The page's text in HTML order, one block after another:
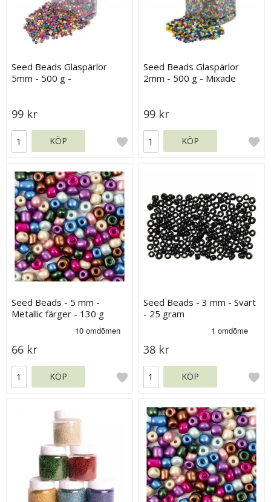
Seed Beads Glaspärlor
5mm - 500 g -
99 kr
KÖP
Seed Beads Glaspärlor
2mm - 500 g - Mixade
99 kr
KÖP
Seed Beads - 5 mm -
Metallic färger - 130 g
66 kr
KÖP
Seed Beads - 3 mm - Svart
- 25 gram
38 kr
KÖP